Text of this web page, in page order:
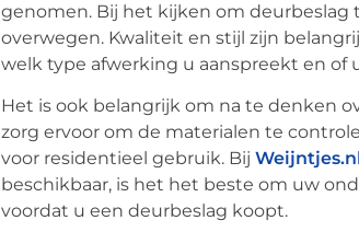
genomen. Bij het kijken om deurbeslag
overwegen. Kwaliteit en stijl zijn
welk type afwerking u aanspreekt en of
Het is ook belangrijk om na te denken
zorg ervoor om de materialen te
voor residentieel gebruik. Bij
beschikbaar, is het het beste om uw
voordat u een deurbeslag koopt.